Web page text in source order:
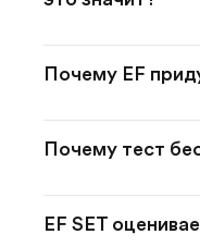
–
это
бесплатный
тест
компанией
Education
поддержке
команды
экспертов
Результаты
теста
показателями
разработки
Почему EF
Миссия
EF
"Открывать
Почему тест
Тест
EF
EF SET